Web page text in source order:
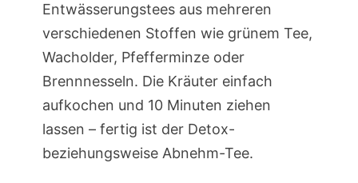
Entwässerungstees aus mehreren
verschiedenen Stoffen wie grünem Tee,
Wacholder, Pfefferminze oder
Brennnesseln. Die Kräuter einfach
aufkochen und 10 Minuten ziehen
lassen – fertig ist der Detox-
beziehungsweise Abnehm-Tee.